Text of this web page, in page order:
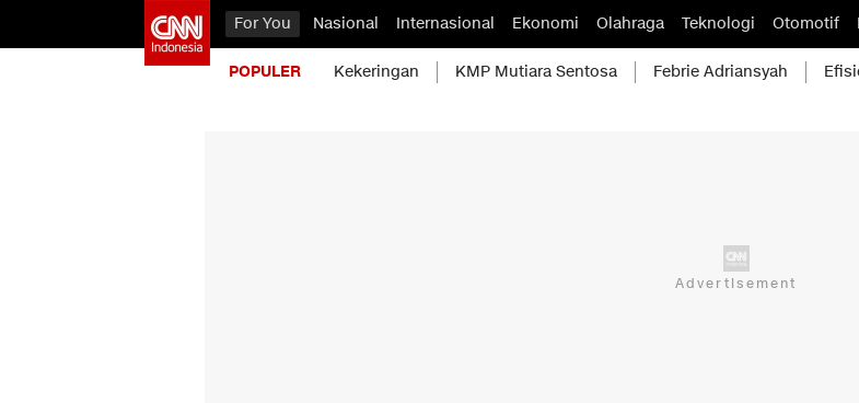
For You Nasional Internasional Ekonomi Olahraga Teknologi Otomotif
POPULER Kekeringan KMP Mutiara Sentosa Febrie Adriansyah